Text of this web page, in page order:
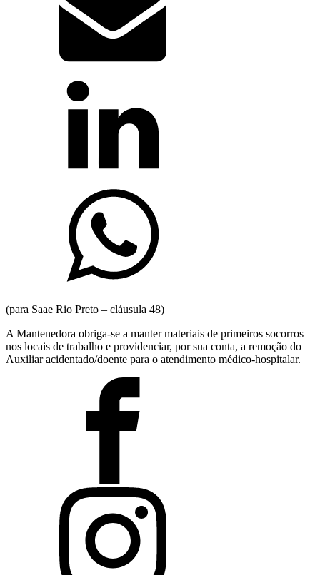
(para Saae Rio Preto – cláusula 48)
A Mantenedora obriga-se a manter materiais de primeiros socorros
nos locais de trabalho e providenciar, por sua conta, a remoção do
Auxiliar acidentado/doente para o atendimento médico-hospitalar.